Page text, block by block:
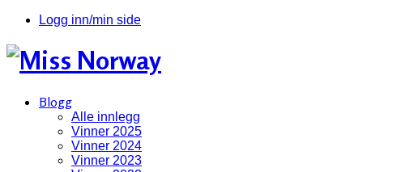
Logg inn/min side
Blogg
Alle innlegg
Vinner 2025
Vinner 2024
Vinner 2023